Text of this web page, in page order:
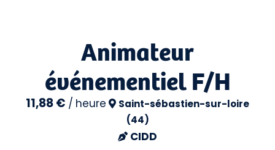
Animateur
événementiel F/H
11,88 € / heure
Saint-sébastien-sur-loire
(44)
CIDD